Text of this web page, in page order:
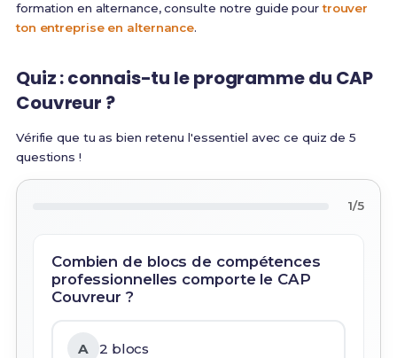
formation en alternance, consulte notre guide pourtrouver
ton entreprise en alternance.
Quiz : connais-tu le programme du CAP
Couvreur ?
Vérifie que tu as bien retenu l'essentiel avec ce quiz de 5
questions !
1/5
Combien de blocs de compétences
professionnelles comporte le CAP
Couvreur ?
A 2 blocs